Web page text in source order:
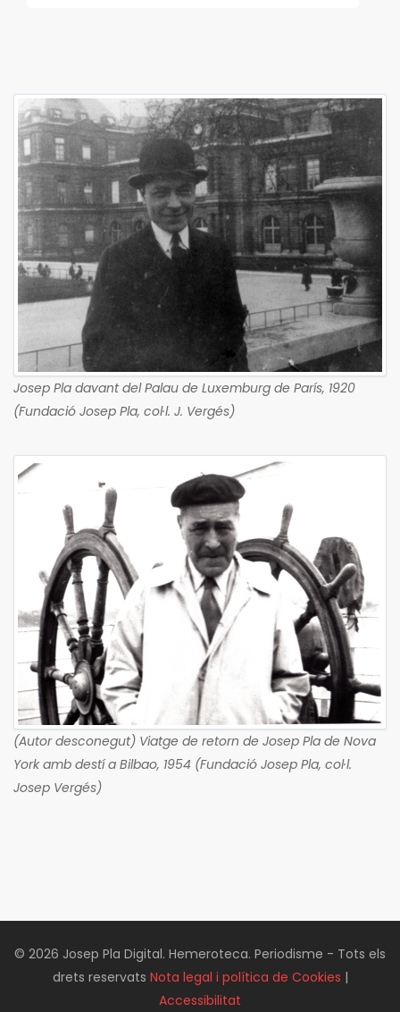
Josep Pla davant del Palau de Luxemburg de París, 1920
(Fundació Josep Pla, col·l. J. Vergés)
(Autor desconegut) Viatge de retorn de Josep Pla de Nova
York amb destí a Bilbao, 1954 (Fundació Josep Pla, col·l.
Josep Vergés)
© 2026 Josep Pla Digital. Hemeroteca. Periodisme - Tots els
drets reservats Nota legal i política de Cookies |
Accessibilitat